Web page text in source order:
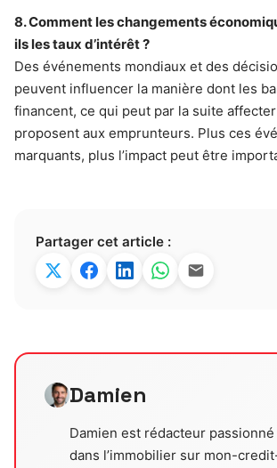
8. Comment les changements
ils les taux d’intérêt ?
Des événements mondiaux et des
peuvent influencer la manière dont les
financent, ce qui peut par la suite affecter
proposent aux emprunteurs. Plus ces
marquants, plus l’impact peut être
Partager cet article :
Damien
Damien est rédacteur
dans l’immobilier sur mon-